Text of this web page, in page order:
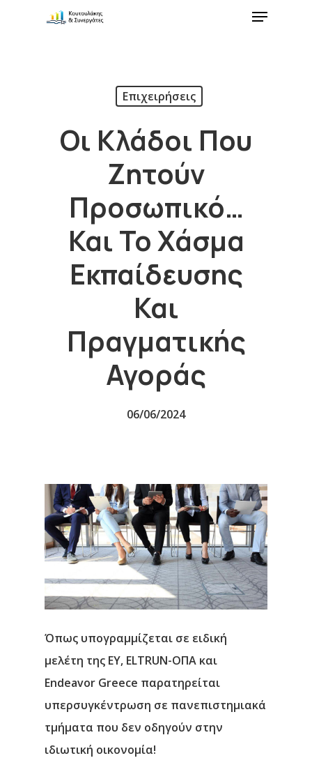
Επιχειρήσεις
Οι Κλάδοι Που
Ζητούν
Προσωπικό…
Και Το Χάσμα
Εκπαίδευσης
Και
Πραγματικής
Αγοράς
06/06/2024
Όπως υπογραμμίζεται σε ειδική
μελέτη της ΕΥ, ELTRUN-ΟΠΑ και
Endeavor Greece παρατηρείται
υπερσυγκέντρωση σε πανεπιστημιακά
τμήματα που δεν οδηγούν στην
ιδιωτική οικονομία!